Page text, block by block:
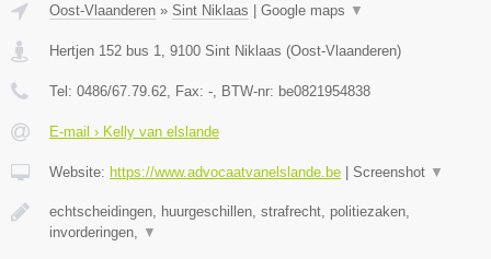
Oost-Vlaanderen » Sint Niklaas Google maps ▼
Hertjen 152 bus 1 9100 Sint Niklaas (Oost-Vlaanderen)
Tel: 0486/67.79.62 , Fax: - , BTW-nr: be0821954838
E-mail › Kelly van elslande
Website: https://www.advocaatvanelslande.be Screenshot ▼
echtscheidingen, huurgeschillen, strafrecht, politiezaken,
invorderingen,
▼